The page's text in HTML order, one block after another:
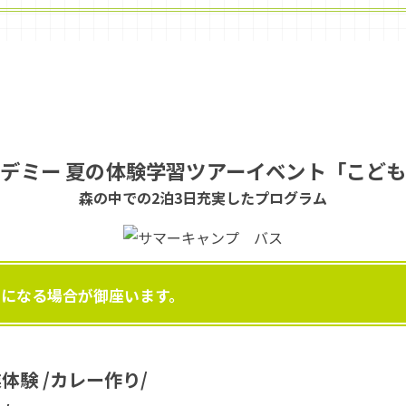
ミー 夏の体験学習ツアーイベント「こど
森の中での2泊3日充実したプログラム
なる場合が御座います。
験 /カレー作り/